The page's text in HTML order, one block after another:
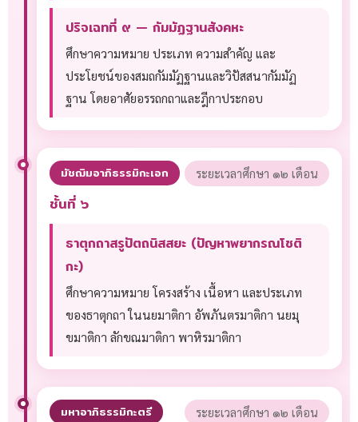
ปริจเฉทที่ ๙ — กัมมัฏฐานสังคหะ
ศึกษาความหมาย ประเภท ความสำคัญ และ
ประโยชน์ของสมถกัมมัฏฐานและวิปัสสนากัมมัฏ
ฐาน โดยอาศัยอรรถกถาและฎีกาประกอบ
มัชฌิมอาภิธรรมิกะเอก ระยะเวลาศึกษา ๑๒ เดือน
ชั้นที่ ๖
ธาตุกถาสรูปัตถนิสสยะ (ปัญหาพยากรณโชติ
กะ)
ศึกษาความหมาย โครงสร้าง เนื้อหา และประเภท
ของธาตุกถา ในนยมาติกา อัพภันตรมาติกา นยมุ
ขมาติกา ลักขณมาติกา พาหิรมาติกา
มหาอาภิธรรมิกะตรี ระยะเวลาศึกษา ๑๒ เดือน